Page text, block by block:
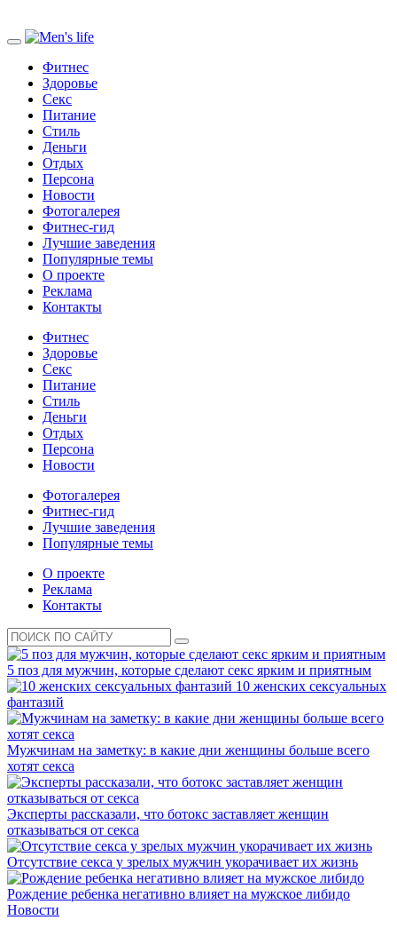
Фитнес
Здоровье
Секс
Питание
Стиль
Деньги
Отдых
Персона
Новости
Фотогалерея
Фитнес-гид
Лучшие заведения
Популярные темы
О проекте
Реклама
Контакты
Фитнес
Здоровье
Секс
Питание
Стиль
Деньги
Отдых
Персона
Новости
Фотогалерея
Фитнес-гид
Лучшие заведения
Популярные темы
О проекте
Реклама
Контакты
5 поз для мужчин, которые сделают секс ярким и приятным
10 женских сексуальных
фантазий
Мужчинам на заметку: в какие дни женщины больше всего
хотят секса
Эксперты рассказали, что ботокс заставляет женщин
отказываться от секса
Отсутствие секса у зрелых мужчин укорачивает их жизнь
Рождение ребенка негативно влияет на мужское либидо
Новости